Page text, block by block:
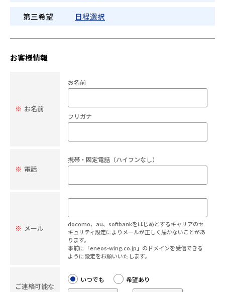
第三希望 日程選択
お客様情報
※ お名前
お名前
フリガナ
※ 電話
携帯・固定電話（ハイフンなし）
※ メール
docomo、au、softbankをはじめとするキャリアのセ
キュリティ設定によりメールが正しく届かないことがあ
ります。
事前に「eneos-wing.co.jp」のドメインを受信できる
ように設定をお願いいたします。
ご連絡可能な
いつでも 希望あり